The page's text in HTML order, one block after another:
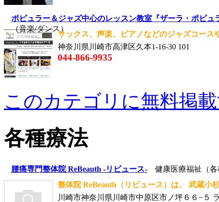
ポピュラー＆ジャズ中心のレッスン教室『ザーラ・ポピュ
（音楽/ダンス）
サックス、声楽、ピアノなどのジャズコー
神奈川県川崎市高津区久本1-16-30 101
044-866-9935
このカテゴリに無料掲
各種療法
腰痛専門整体院 ReBeauth -リビュース- 健康医療福祉（各
整体院 ReBeauth（リビュース）は、 武蔵小
川崎市神奈川県川崎市中原区市ノ坪６６−５